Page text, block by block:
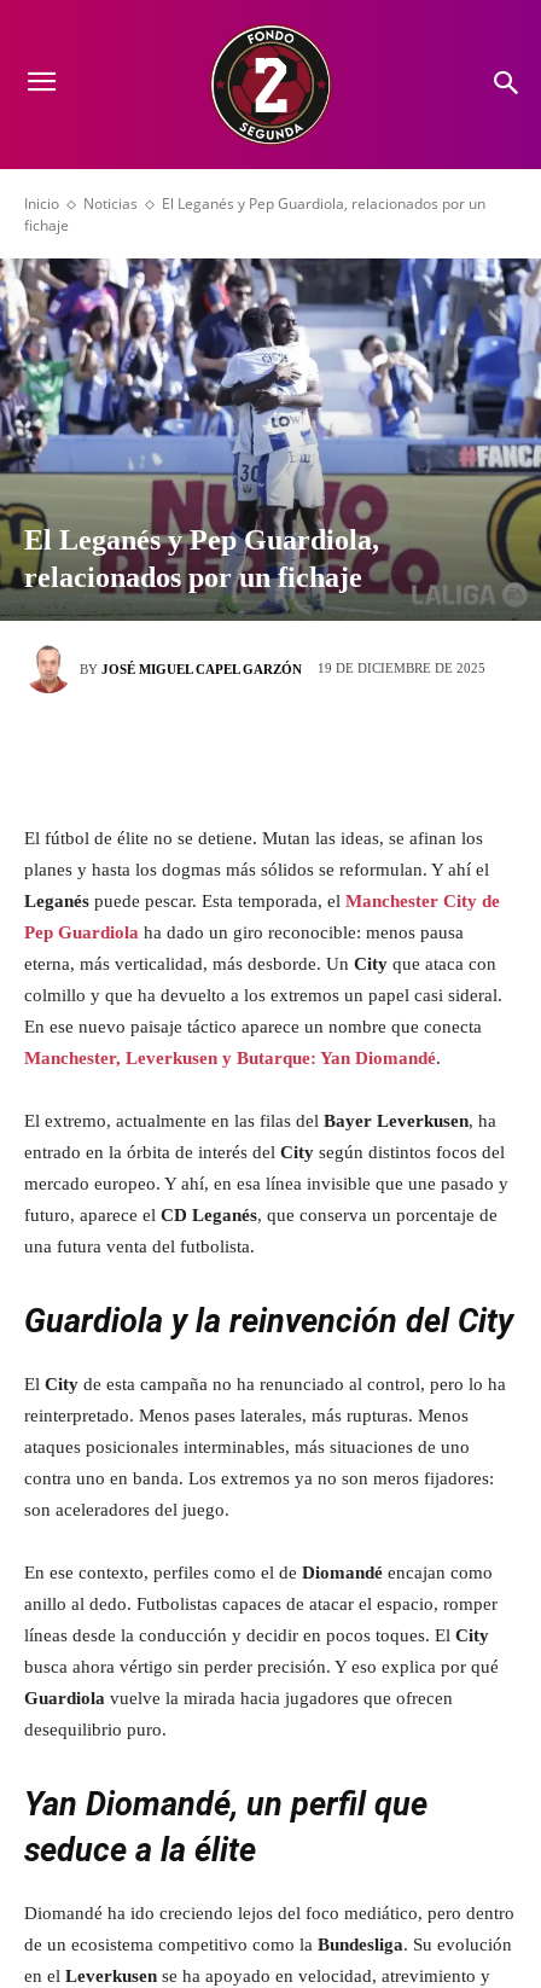
Inicio Noticias
El Leganés y Pep Guardiola, relacionados por un
fichaje
El Leganés y Pep Guardiola,
relacionados por un fichaje
BY JOSÉ MIGUEL CAPEL GARZÓN 19 DE DICIEMBRE DE 2025
El fútbol de élite no se detiene. Mutan las ideas, se afinan los
planes y hasta los dogmas más sólidos se reformulan. Y ahí el
Leganés puede pescar. Esta temporada, el Manchester City de
Pep Guardiola ha dado un giro reconocible: menos pausa
eterna, más verticalidad, más desborde. Un City que ataca con
colmillo y que ha devuelto a los extremos un papel casi sideral.
En ese nuevo paisaje táctico aparece un nombre que conecta
Manchester, Leverkusen y Butarque: Yan Diomandé.
El extremo, actualmente en las filas del Bayer Leverkusen, ha
entrado en la órbita de interés del City según distintos focos del
mercado europeo. Y ahí, en esa línea invisible que une pasado y
futuro, aparece el CD Leganés, que conserva un porcentaje de
una futura venta del futbolista.
Guardiola y la reinvención del City
El City de esta campaña no ha renunciado al control, pero lo ha
reinterpretado. Menos pases laterales, más rupturas. Menos
ataques posicionales interminables, más situaciones de uno
contra uno en banda. Los extremos ya no son meros fijadores:
son aceleradores del juego.
En ese contexto, perfiles como el de Diomandé encajan como
anillo al dedo. Futbolistas capaces de atacar el espacio, romper
líneas desde la conducción y decidir en pocos toques. El City
busca ahora vértigo sin perder precisión. Y eso explica por qué
Guardiola vuelve la mirada hacia jugadores que ofrecen
desequilibrio puro.
Yan Diomandé, un perfil que
seduce a la élite
Diomandé ha ido creciendo lejos del foco mediático, pero dentro
de un ecosistema competitivo como la Bundesliga. Su evolución
en el Leverkusen se ha apoyado en velocidad, atrevimiento y